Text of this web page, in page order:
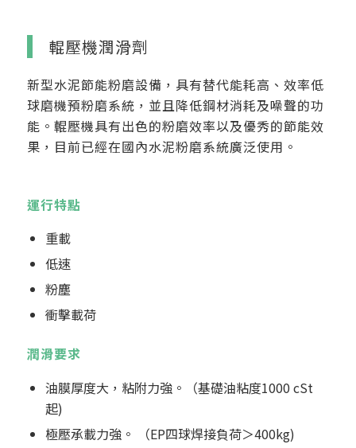
輥壓機潤滑劑
新型水泥節能粉磨設備，具有替代能耗高、效率低
球磨機預粉磨系統，並且降低鋼材消耗及噪聲的功
能。輥壓機具有出色的粉磨效率以及優秀的節能效
果，目前已經在國內水泥粉磨系統廣泛使用。
運行特點
重載
低速
粉塵
衝擊載荷
潤滑要求
油膜厚度大，粘附力強。（基礎油粘度1000 cSt
起)
極壓承載力強。 （EP四球焊接負荷＞400kg)